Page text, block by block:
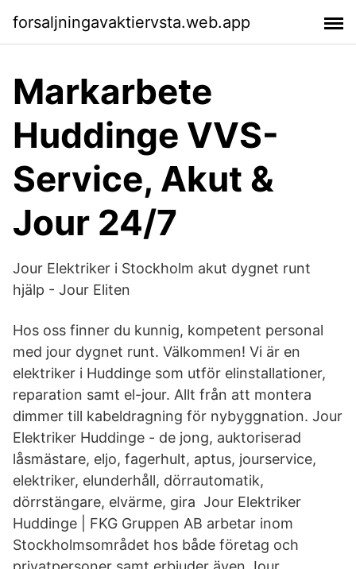
forsaljningavaktiervsta.web.app
Markarbete
Huddinge VVS-
Service, Akut &
Jour 24/7
Jour Elektriker i Stockholm akut dygnet runt
hjälp - Jour Eliten
Hos oss finner du kunnig, kompetent personal
med jour dygnet runt. Välkommen! Vi är en
elektriker i Huddinge som utför elinstallationer,
reparation samt el-jour. Allt från att montera
dimmer till kabeldragning för nybyggnation. Jour
Elektriker Huddinge - de jong, auktoriserad
låsmästare, eljo, fagerhult, aptus, jourservice,
elektriker, elunderhåll, dörrautomatik,
dörrstängare, elvärme, gira Jour Elektriker
Huddinge | FKG Gruppen AB arbetar inom
Stockholmsområdet hos både företag och